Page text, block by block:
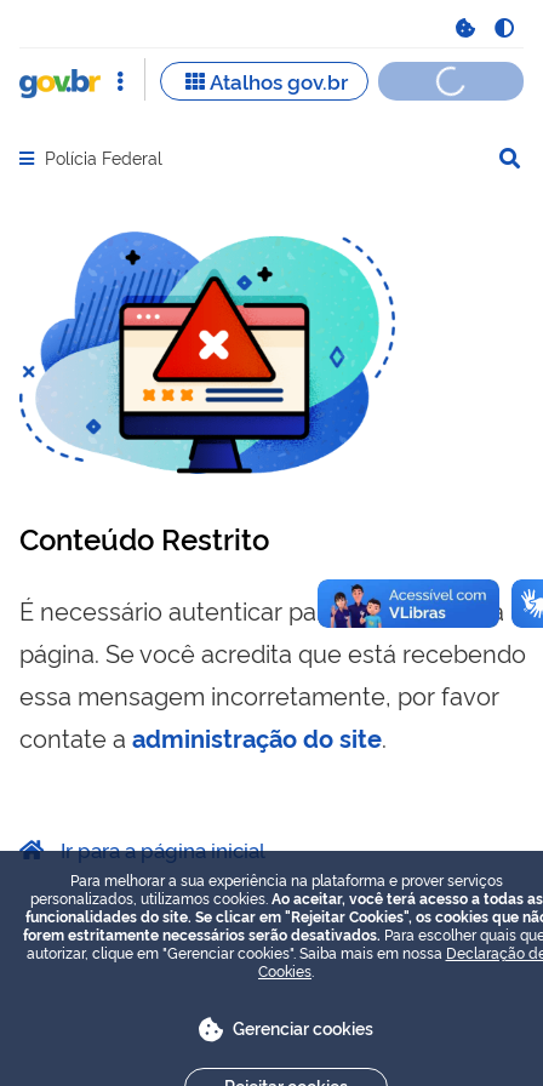
Abrir menu principal de navegação
Polícia Federal
Conteúdo Restrito
É necessário autenticar para visualizar essa
página. Se você acredita que está recebendo
essa mensagem incorretamente, por favor
contate a administração do site.
Ir para a página inicial
Para melhorar a sua experiência na plataforma e prover serviços
personalizados, utilizamos cookies. Ao aceitar, você terá acesso a todas as
funcionalidades do site. Se clicar em "Rejeitar Cookies", os cookies que
forem estritamente necessários serão desativados. Para escolher quais
autorizar, clique em "Gerenciar cookies". Saiba mais em nossa Declaração
Cookies
Gerenciar cookies